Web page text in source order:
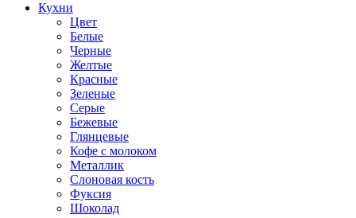
Кухни
Цвет
Белые
Черные
Желтые
Красные
Зеленые
Серые
Бежевые
Глянцевые
Кофе с молоком
Металлик
Слоновая кость
Фуксия
Шоколад